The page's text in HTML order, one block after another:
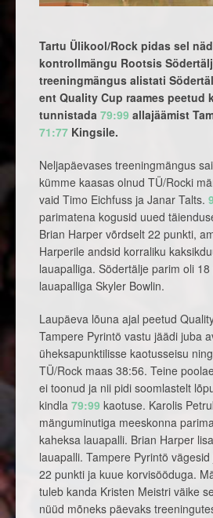
Tartu Ülikool/Rock pidas sel
kontrollmängu Rootsis
treeningmängus alistati
ent Quality Cup raames peetud
tunnistada 79:99 allajäämist
71:77 Kingsile.
Neljapäevases treeningmängus
kümme kaasas olnud TÜ/Rocki
vaid Timo Eichfuss ja Janar Talts.
parimatena kogusid uued
Brian Harper võrdselt 22 punkti,
Harperile andsid korraliku
lauapalliga. Södertälje parim oli
lauapalliga Skyler Bowlin.
Laupäeva lõuna ajal peetud
Tampere Pyrintö vastu jäädi juba
üheksapunktilisse kaotusseisu
TÜ/Rock maas 38:56. Teine
ei toonud ja nii pidi soomlastelt
kindla 79:99 kaotuse. Karolis
mänguminutiga meeskonna
kaheksa lauapalli. Brian Harper
lauapalli. Tampere Pyrintö
22 punkti ja kuue korvisööduga.
tuleb kanda Kristen Meistri väike
nüüd mõneks päevaks